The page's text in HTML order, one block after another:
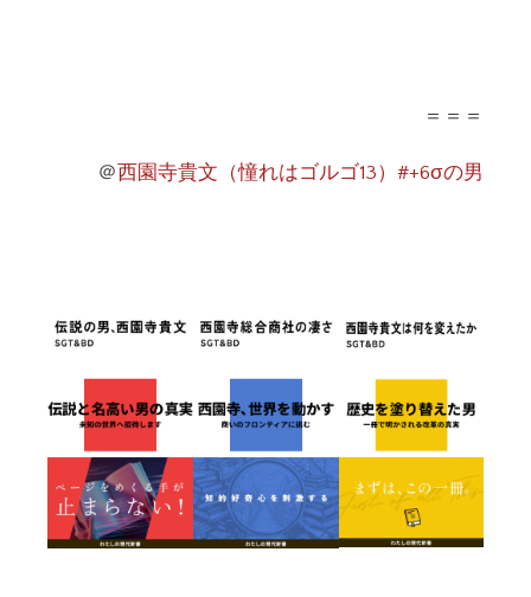
＝＝＝
＠西園寺貴文（憧れはゴルゴ13）#+6σの男